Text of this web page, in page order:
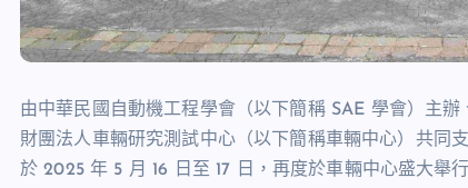
由中華民國自動機工程學會（以下簡稱SAE 學會）主辦
財團法人車輛研究測試中心（以下簡稱車輛中心）共同
於 2025年 5 月 16 日至 17 日，再度於車輛中心盛大舉